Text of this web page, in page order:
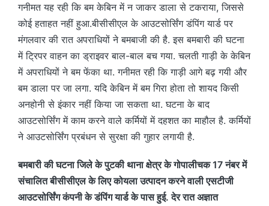
गनीमत यह रही कि बम केबिन में न जाकर डाला से टकराया, जिससे
कोई हताहत नहीं हुआ.बीसीसीएल के आउटसोर्सिंग डंपिंग यार्ड पर
मंगलवार की रात अपराधियों ने बमबाजी की है. इस बमबारी की घटना
में ट्रिपर वाहन का ड्राइवर बाल-बाल बच गया. चलती गाड़ी के केबिन
में अपराधियों ने बम फेंका था. गनीमत रही कि गाड़ी आगे बढ़ गयी और
बम डाला पर जा लगा. यदि केबिन में बम गिरा होता तो शायद किसी
अनहोनी से इंकार नहीं किया जा सकता था. घटना के बाद
आउटसोर्सिंग में काम करने वाले कर्मियों में दहशत का माहौल है. कर्मियों
ने आउटसोर्सिंग प्रबंधन से सुरक्षा की गुहार लगायी है.
बमबारी की घटना जिले के पुटकी थाना क्षेत्र के गोपालीचक 17 नंबर में
संचालित बीसीसीएल के लिए कोयला उत्पादन करने वाली एसटीजी
आउटसोर्सिंग कंपनी के डंपिंग यार्ड के पास हुई. देर रात अज्ञात